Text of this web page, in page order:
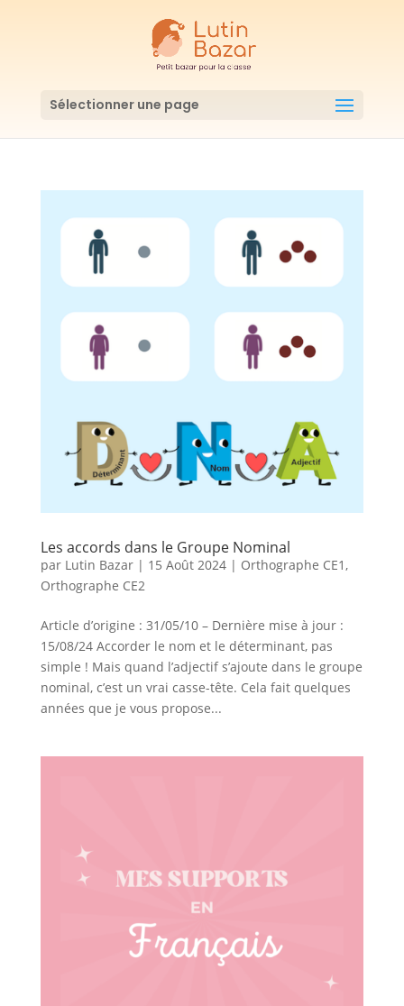
Sélectionner une page
Les accords dans le Groupe Nominal
par Lutin Bazar| 15 Août 2024| Orthographe CE1,
Orthographe CE2
Article d’origine : 31/05/10 – Dernière mise à jour :
15/08/24 Accorder le nom et le déterminant, pas
simple ! Mais quand l’adjectif s’ajoute dans le groupe
nominal, c’est un vrai casse-tête. Cela fait quelques
années que je vous propose...